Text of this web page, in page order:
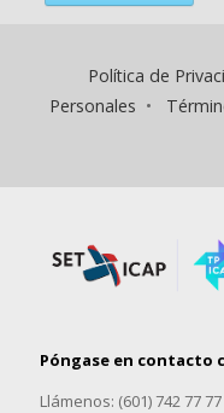
Política de
Personales •
Póngase en contacto
Llámenos: (601) 742 77 77